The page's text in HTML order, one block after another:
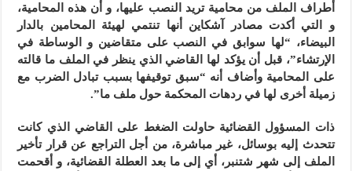
أطراف الملف من محامية تريد النصب عليها، و أن هذه المحامية،
و التي أكدت مصادر آشكاين أنها تنتمي لهيئة المحامين بالدار
البيضاء، “لها سوابق في النصب على متقاضين و الوساطة في
الإرتشاء”، قبل أن يؤكد لها القاضي الذي ينظر في الملف ما قالته
على المحامية وأضاف أنه “سبق توقيفها بسبب تبادل الضرب مع
زميلة أخرى لها في ردهات المحكمة حول ملف ما”.
ذات المسؤول القضائية حاولت الضغط على القاضي الذي كانت
تتحدث إليه بوسائل، غير مباشرة، من أجل التراجع عن قرار تأخير
الملف إلى شهر شتنبر، أي إلى ما بعد العطلة القضائية، و أقحمت